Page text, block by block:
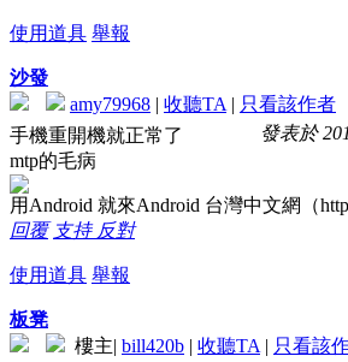
使用道具 舉報
沙發
amy79968 | 收聽TA | 只看該作者
發表於
手機重開機就正常了
mtp的毛病
用Android 就來Android 台灣中文網（
回覆 支持 反對
使用道具 舉報
板凳
樓主| bill420b | 收聽TA | 只看該